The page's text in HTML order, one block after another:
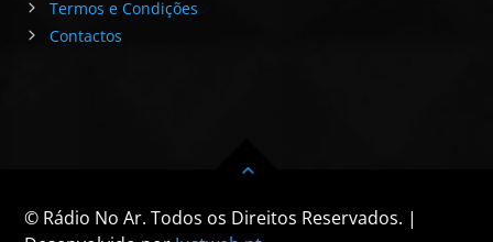
Termos e Condições
Contactos
© Rádio No Ar. Todos os Direitos Reservados. |